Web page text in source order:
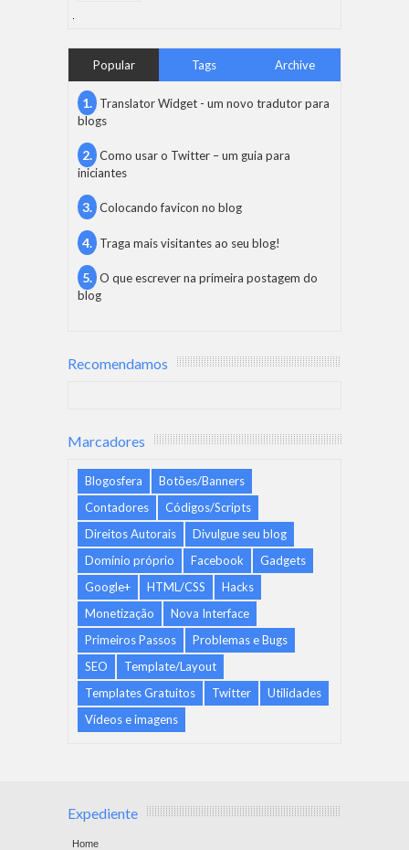
Popular Tags Archive
Translator Widget - um novo tradutor para
blogs
Como usar o Twitter – um guia para
iniciantes
Colocando favicon no blog
Traga mais visitantes ao seu blog!
O que escrever na primeira postagem do
blog
Recomendamos
Marcadores
Blogosfera
Botões/Banners
Contadores
Códigos/Scripts
Direitos Autorais
Divulgue seu blog
Domínio próprio
Facebook
Gadgets
Google+
HTML/CSS
Hacks
Monetização
Nova Interface
Primeiros Passos
Problemas e Bugs
SEO
Template/Layout
Templates Gratuitos
Twitter
Utilidades
Vídeos e imagens
Expediente
Home